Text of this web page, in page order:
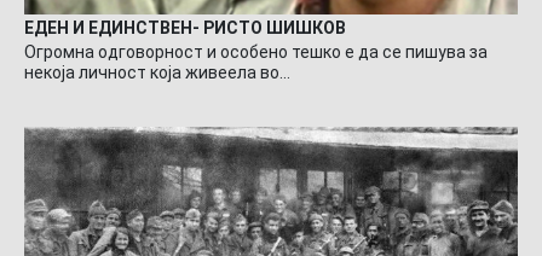
ЕДЕН И ЕДИНСТВЕН- РИСТО ШИШКОВ
Огромна одговорност и особено тешко е да се пишува за
некоја личност која живеела во…